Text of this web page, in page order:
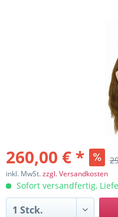
260,00 € *
inkl. MwSt.zzgl. Versandkosten
Sofort versandfertig,